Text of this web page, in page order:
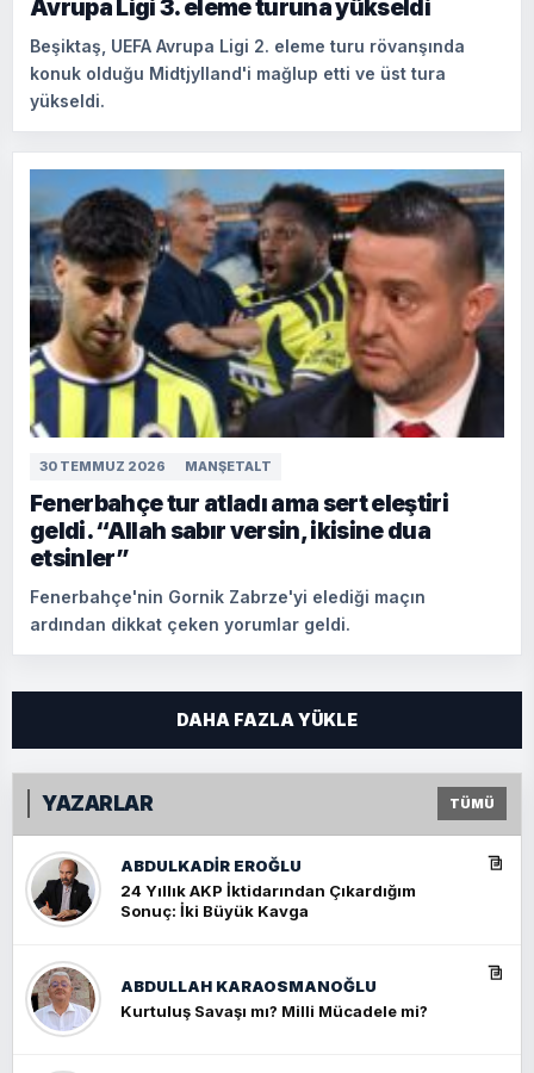
Avrupa Ligi 3. eleme turuna yükseldi
Beşiktaş, UEFA Avrupa Ligi 2. eleme turu rövanşında
konuk olduğu Midtjylland'i mağlup etti ve üst tura
yükseldi.
30 TEMMUZ 2026 MANŞETALT
Fenerbahçe tur atladı ama sert eleştiri
geldi. “Allah sabır versin, ikisine dua
etsinler”
Fenerbahçe'nin Gornik Zabrze'yi elediği maçın
ardından dikkat çeken yorumlar geldi.
DAHA FAZLA YÜKLE
YAZARLAR TÜMÜ
ABDULKADIR EROĞLU
24 Yıllık AKP İktidarından Çıkardığım
Sonuç: İki Büyük Kavga
ABDULLAH KARAOSMANOĞLU
Kurtuluş Savaşı mı? Milli Mücadele mi?